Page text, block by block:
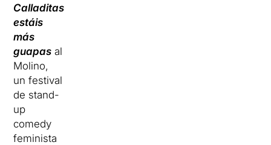
Calladitas
estáis
más
guapas al
Molino,
un festival
de stand-
up
comedy
feminista